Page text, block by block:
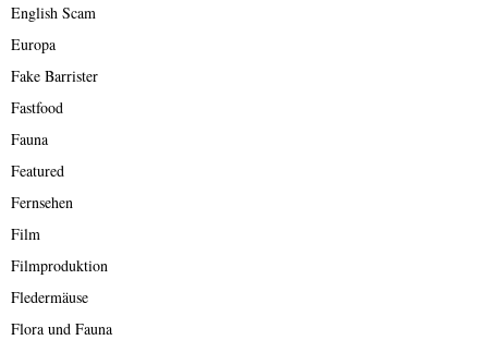
English Scam
Europa
Fake Barrister
Fastfood
Fauna
Featured
Fernsehen
Film
Filmproduktion
Fledermäuse
Flora und Fauna